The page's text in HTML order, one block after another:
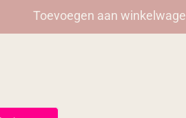
Toevoegen aan